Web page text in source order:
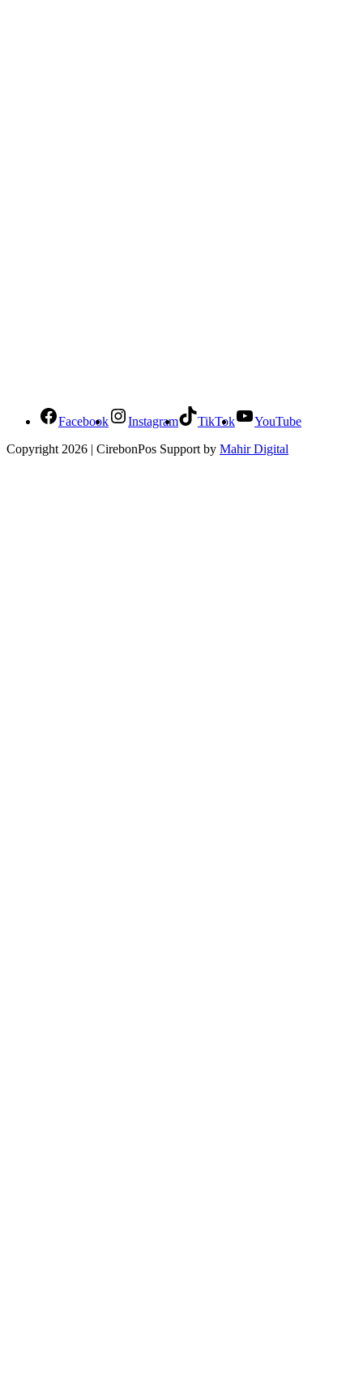
Facebook Instagram TikTok
YouTube
Copyright 2026 | CirebonPos Support by Mahir Digital